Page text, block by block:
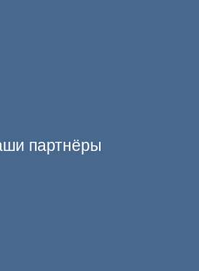
партнёры